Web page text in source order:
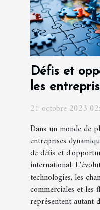
Défis et
les
sur le
21 octobre 2023
Dans un monde de
entreprises
de défis et
international.
technologies, les
commerciales et les
représentent autant